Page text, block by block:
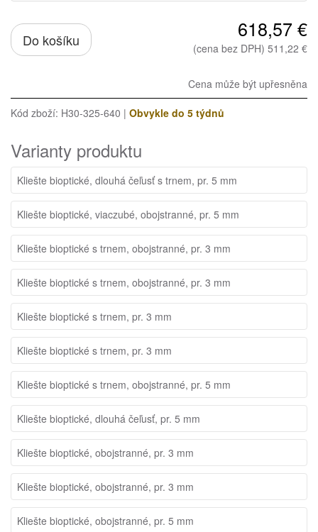
Do košíku 618,57 €
(cena bez DPH) 511,22 €
Cena může být upřesněna
Kód zboží: H30-325-640 | Obvykle do 5 týdnů
Varianty produktu
Kliešte bioptické, dlouhá čeľusť s trnem, pr. 5 mm
Kliešte bioptické, viaczubé, obojstranné, pr. 5 mm
Kliešte bioptické s trnem, obojstranné, pr. 3 mm
Kliešte bioptické s trnem, obojstranné, pr. 3 mm
Kliešte bioptické s trnem, pr. 3 mm
Kliešte bioptické s trnem, pr. 3 mm
Kliešte bioptické s trnem, obojstranné, pr. 5 mm
Kliešte bioptické, dlouhá čeľusť, pr. 5 mm
Kliešte bioptické, obojstranné, pr. 3 mm
Kliešte bioptické, obojstranné, pr. 3 mm
Kliešte bioptické, obojstranné, pr. 5 mm